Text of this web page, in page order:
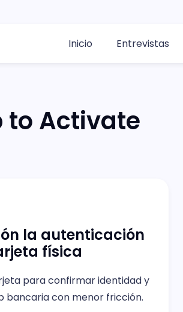
Inicio Entrevistas
to Activate
la autenticación
física
para confirmar identidad y
bancaria con menor fricción.